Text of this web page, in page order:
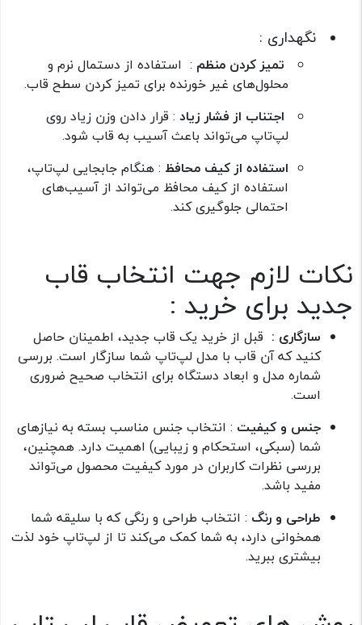
نگهداری :‌
تمیز کردن منظم : استفاده از دستمال نرم و
محلول‌های غیر خورنده برای تمیز کردن سطح قاب.
اجتناب از فشار زیاد : قرار دادن وزن زیاد روی
لپ‌تاپ می‌تواند باعث آسیب به قاب شود.
استفاده از کیف محافظ : هنگام جابجایی لپ‌تاپ،
استفاده از کیف محافظ می‌تواند از آسیب‌های
احتمالی جلوگیری کند.
نکات لازم جهت انتخاب قاب
جدید برای خرید‌ :
سازگاری : قبل از خرید یک قاب جدید، اطمینان حاصل
کنید که آن قاب با مدل لپ‌تاپ شما سازگار است. بررسی
شماره مدل و ابعاد دستگاه برای انتخاب صحیح ضروری
است.
جنس و کیفیت : انتخاب جنس مناسب بسته به نیازهای
شما (سبکی، استحکام و زیبایی) اهمیت دارد. همچنین،
بررسی نظرات کاربران در مورد کیفیت محصول می‌تواند
مفید باشد.
طراحی و رنگ :‌ انتخاب طراحی و رنگی که با سلیقه شما
همخوانی دارد، به شما کمک می‌کند تا از لپ‌تاپ خود لذت
بیشتری ببرید.